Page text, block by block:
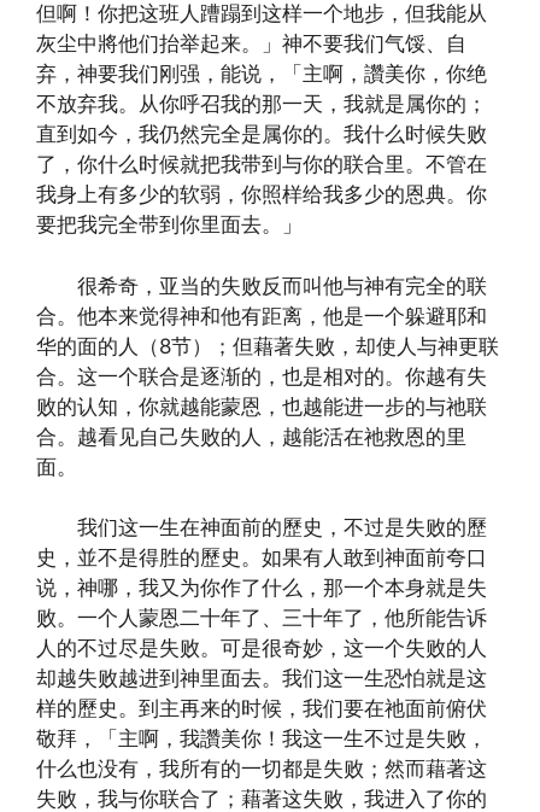
但啊！你把这班人蹧蹋到这样一个地步，但我能从
灰尘中將他们抬举起来。」神不要我们气馁、自
弃，神要我们刚强，能说，「主啊，讚美你，你绝
不放弃我。从你呼召我的那一天，我就是属你的；
直到如今，我仍然完全是属你的。我什么时候失败
了，你什么时候就把我带到与你的联合里。不管在
我身上有多少的软弱，你照样给我多少的恩典。你
要把我完全带到你里面去。」
很希奇，亚当的失败反而叫他与神有完全的联
合。他本来觉得神和他有距离，他是一个躲避耶和
华的面的人（8节）；但藉著失败，却使人与神更联
合。这一个联合是逐渐的，也是相对的。你越有失
败的认知，你就越能蒙恩，也越能进一步的与祂联
合。越看见自己失败的人，越能活在祂救恩的里
面。
我们这一生在神面前的歷史，不过是失败的歷
史，並不是得胜的歷史。如果有人敢到神面前夸口
说，神哪，我又为你作了什么，那一个本身就是失
败。一个人蒙恩二十年了、三十年了，他所能告诉
人的不过尽是失败。可是很奇妙，这一个失败的人
却越失败越进到神里面去。我们这一生恐怕就是这
样的歷史。到主再来的时候，我们要在祂面前俯伏
敬拜，「主啊，我讚美你！我这一生不过是失败，
什么也没有，我所有的一切都是失败；然而藉著这
失败，我与你联合了；藉著这失败，我进入了你的